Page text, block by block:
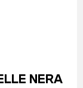
NERA